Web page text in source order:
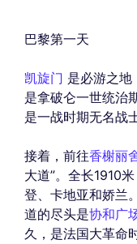
巴黎第一天
凯旋门 是必游之地
是拿破仑一世统治
是一战时期无名战
接着，前往香榭丽
大道”。全长1910
登、卡地亚和娇兰
道的尽头是协和广
久，是法国大革命